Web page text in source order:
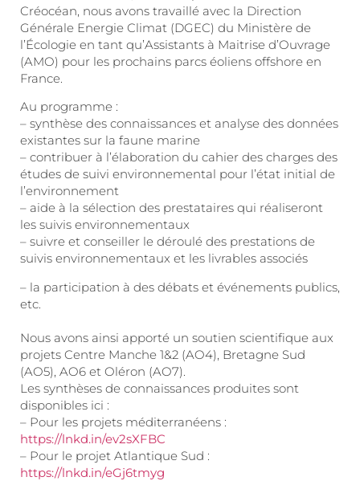
Créocéan, nous avons travaillé avec la Direction
Générale Energie Climat (DGEC) du Ministère de
l’Écologie en tant qu’Assistants à Maitrise d’Ouvrage
(AMO) pour les prochains parcs éoliens offshore en
France.
Au programme :
– synthèse des connaissances et analyse des données
existantes sur la faune marine
– contribuer à l’élaboration du cahier des charges des
études de suivi environnemental pour l’état initial de
l’environnement
– aide à la sélection des prestataires qui réaliseront
les suivis environnementaux
– suivre et conseiller le déroulé des prestations de
suivis environnementaux et les livrables associés
– la participation à des débats et événements publics,
etc.
Nous avons ainsi apporté un soutien scientifique aux
projets Centre Manche 1&2 (AO4), Bretagne Sud
(AO5), AO6 et Oléron (AO7).
Les synthèses de connaissances produites sont
disponibles ici :
– Pour les projets méditerranéens :
https://lnkd.in/ev2sXFBC
– Pour le projet Atlantique Sud :
https://lnkd.in/eGj6tmyg